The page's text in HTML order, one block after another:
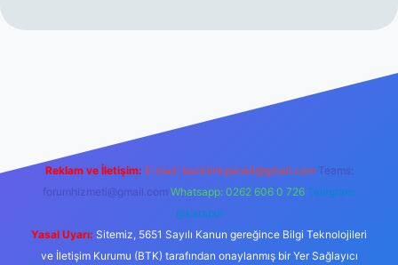
Reklam ve İletişim: E-mail: backlinkpaneli@gmail.com Teams:
forumhizmeti@gmail.com Whatsapp: 0262 606 0 726 Telegram:
@karabul
Yasal Uyarı: Sitemiz, 5651 Sayılı Kanun gereğince Bilgi Teknolojileri
ve İletişim Kurumu (BTK) tarafından onaylanmış bir Yer Sağlayıcı